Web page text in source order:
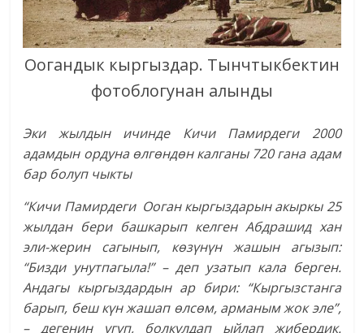
Оогандык кыргыздар. Тынчтыкбектин
фотоблогунан алынды
Эки жылдын ичинде Кичи Памирдеги 2000
адамдын ордуна өлгөндөн калганы 720 гана адам
бар болуп чыкты
“Кичи Памирдеги Ооган кыргыздарын акыркы 25
жылдан бери башкарып келген Абдрашид хан
эли-жерин сагынып, көзүнүн жашын агызып:
“Бизди унутпагыла!” – деп узатып кала берген.
Андагы кыргыздардын ар бири: “Кыргызстанга
барып, беш күн жашап өлсөм, арманым жок эле”,
– дегенин угуп, болкулдап ыйлап жибердик.